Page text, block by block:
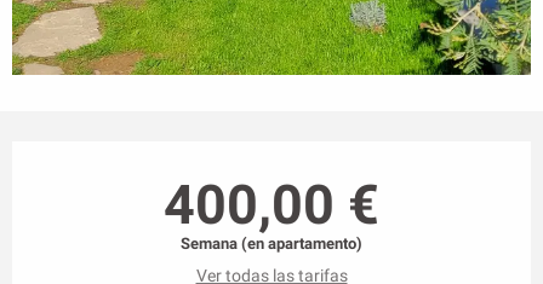
400,00 €
Semana (en apartamento)
Ver todas las tarifas